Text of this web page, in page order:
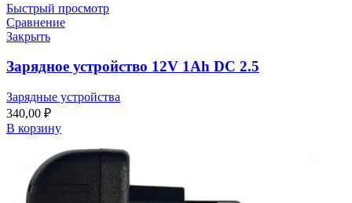
Быстрый просмотр
Сравнение
Закрыть
Зарядное устройство 12V 1Ah DC 2.5
Зарядные устройства
340,00 ₽
В корзину